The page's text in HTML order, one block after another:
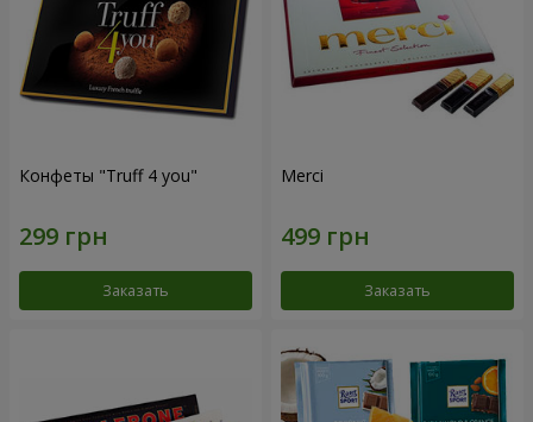
Конфеты "Truff 4 you"
Заказать
Merci
Заказать